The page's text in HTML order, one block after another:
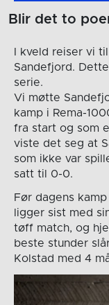
Blir det to
I kveld reiser vi
Sandefjord.
serie.
Vi møtte
kamp i Rema-
fra start og som
viste det seg at
som ikke var
satt til 0-0.
Før dagens
ligger sist med
tøff match, og
beste stunder
Kolstad med 4